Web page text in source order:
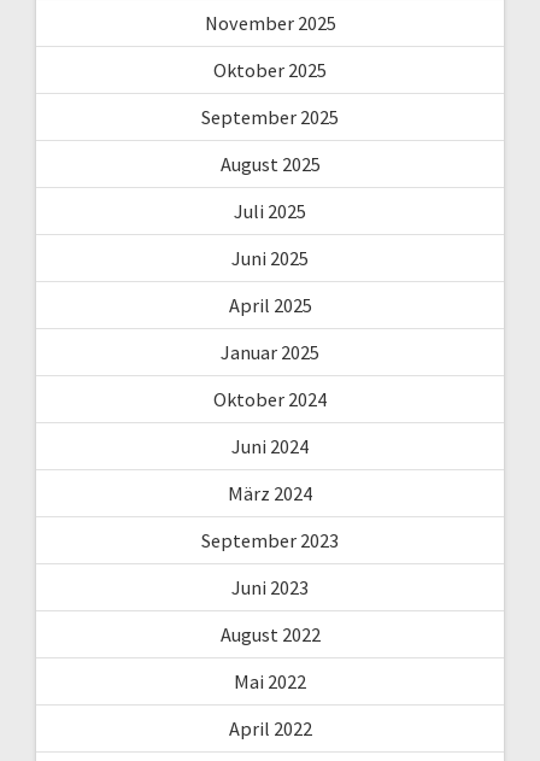
November 2025
Oktober 2025
September 2025
August 2025
Juli 2025
Juni 2025
April 2025
Januar 2025
Oktober 2024
Juni 2024
März 2024
September 2023
Juni 2023
August 2022
Mai 2022
April 2022